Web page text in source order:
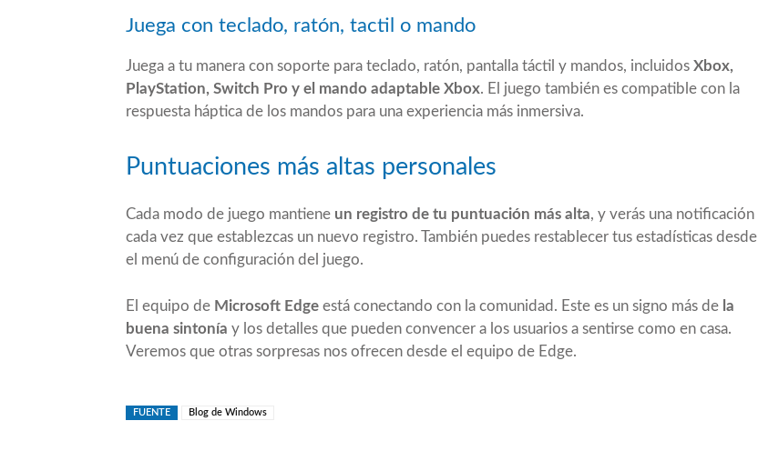
Juega con teclado, ratón, tactil o mando
Juega a tu manera con soporte para teclado, ratón, pantalla táctil y mandos, incluidos Xbox,
PlayStation, Switch Pro y el mando adaptable Xbox. El juego también es compatible con la
respuesta háptica de los mandos para una experiencia más inmersiva.
Puntuaciones más altas personales
Cada modo de juego mantiene un registro de tu puntuación más alta, y verás una notificación
cada vez que establezcas un nuevo registro. También puedes restablecer tus estadísticas desde
el menú de configuración del juego.
El equipo de Microsoft Edge está conectando con la comunidad. Este es un signo más de la
buena sintonía y los detalles que pueden convencer a los usuarios a sentirse como en casa.
Veremos que otras sorpresas nos ofrecen desde el equipo de Edge.
FUENTE Blog de Windows